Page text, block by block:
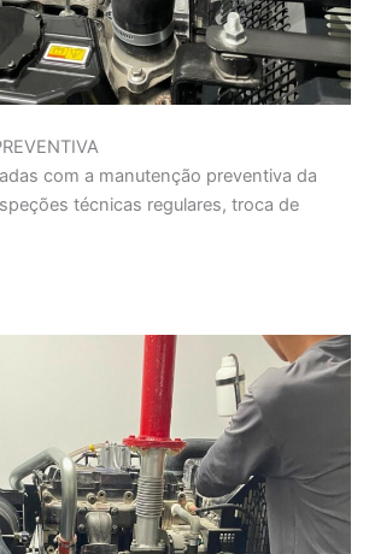
com a manutenção preventiva da
técnicas regulares, troca de